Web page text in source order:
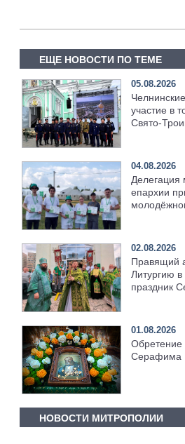
ЕЩЕ НОВОСТИ ПО ТЕМЕ
05.08.2026
участие в
04.08.2026
Делегация
епархии
02.08.2026
Правящий
Литургию
праздник
01.08.2026
Серафима
НОВОСТИ МИТРОПОЛИИ